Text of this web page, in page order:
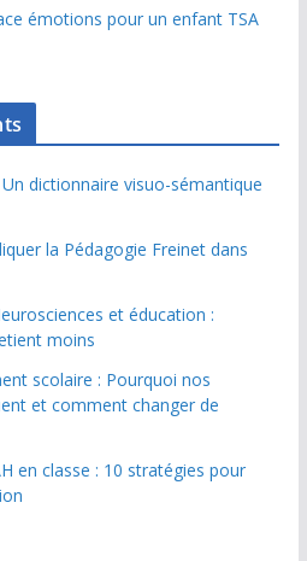
émotions pour un enfant TSA
Un dictionnaire visuo-sémantique
la Pédagogie Freinet dans
et éducation :
moins
scolaire : Pourquoi nos
et comment changer de
en classe : 10 stratégies pour